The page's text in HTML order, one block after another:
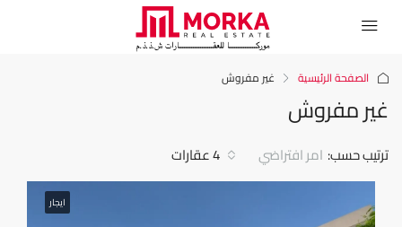
الصفحة الرئيسية غير مفروش
غير مفروش
4 عقارات ترتيب حسب: امر افتراضي
ايجار